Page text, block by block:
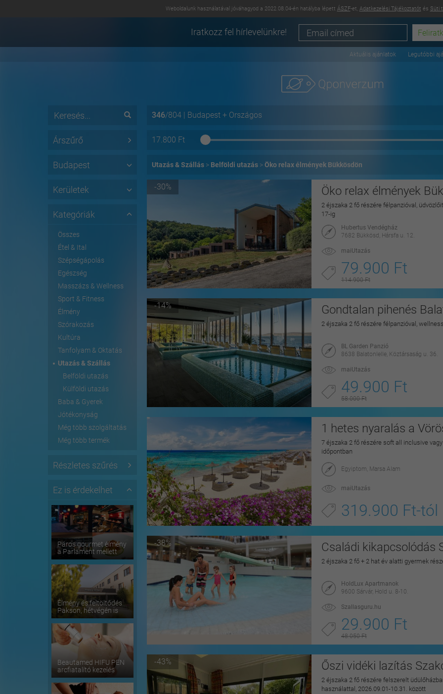
Weboldalunk használatával jóváhagyod a 2022.08.04-én hatályba lépett ÁSZF-et, Adatkezelési Tájékoztatót és Süti
Iratkozz fel hírlevelünkre!
Aktuális ajánlatok Legutóbbi
Árszűrő
Budapest
Kerületek
Kategóriák
Összes
Étel & Ital
Szépségápolás
Egészség
Masszázs & Wellness
Sport & Fitness
Élmény
Szórakozás
Kultúra
Tanfolyam & Oktatás
Utazás & Szállás
Belföldi utazás
Külföldi utazás
Baba & Gyerek
Jótékonyság
Még több szolgáltatás
Még több termék
Részletes szűrés
Ez is érdekelhet
Páros gourmet élmény
a Parlament mellett
Élmény és feltöltődés
Pakson, hétvégén is
Beautamed HIFU PEN
arcfiatalító kezelés
346/804 | Budapest + Országos
17.800 Ft
Utazás & Szállás Belföldi utazás Öko relax élmények Bükkösdön
-30% Öko relax élmények
2 éjszaka 2 fő részére félpanzióval,
17-ig
Hubertus Vendégház
7682 Bükkösd, Hársfa u. 12.
maiUtazás
79.900 Ft
114.900 Ft
-14% Gondtalan pihenés
2 éjszaka 2 fő részére félpanzióval,
BL Garden Panzió
8638 Balatonlelle, Köztársaság u. 36.
maiUtazás
49.900 Ft
58.000 Ft
1 hetes nyaralás a
7 éjszaka 2 fő részére soft all inclusive
időpontban
Egyiptom, Marsa Alam
maiUtazás
319.900 Ft-tól
-38% Családi kikapcsolódás
2 éjszaka 2 fő + 2 hat év alatti gyermek
HoldLux Apartmanok
9600 Sárvár, Hold u. 8-10.
Szallasguru.hu
29.900 Ft
48.050 Ft
-43% Őszi vidéki lazítás
2 éjszaka 2 fő részére felszerelt
használattal, 2026.09.01-10.31. között